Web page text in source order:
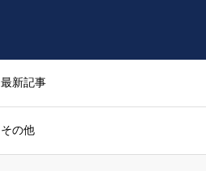
最新記事
その他